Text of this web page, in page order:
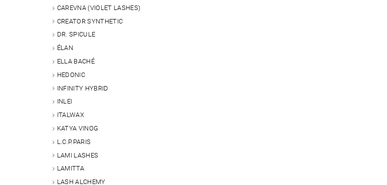
CAREVNA (VIOLET LASHES)
CREATOR SYNTHETIC
DR. SPICULE
ÉLAN
ELLA BACHÉ
HEDONIC
INFINITY HYBRID
INLEI
ITALWAX
KATYA VINOG
L.C.P.PARIS
LAMI LASHES
LAMITTA
LASH ALCHEMY